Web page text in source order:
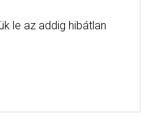
le az addig hibátlan